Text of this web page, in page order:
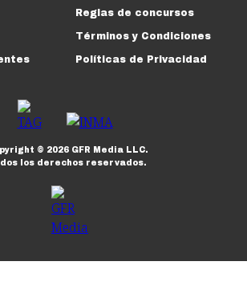
Reglas de concursos
Términos y Condiciones
Políticas de Privacidad
© 2026GFR Media LLC.
los derechos reservados.